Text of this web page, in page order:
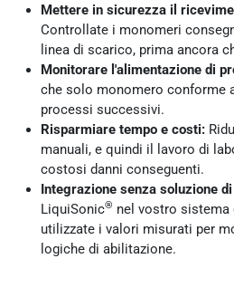
Mettere in sicurezza il
Controllate i monomeri
linea di scarico, prima ancora
Monitorare l'alimentazione di
che solo monomero conforme
processi successivi.
Risparmiare tempo e costi:
manuali, e quindi il lavoro di
costosi danni conseguenti.
Integrazione senza soluzione
LiquiSonic® nel vostro
utilizzate i valori misurati per
logiche di abilitazione.